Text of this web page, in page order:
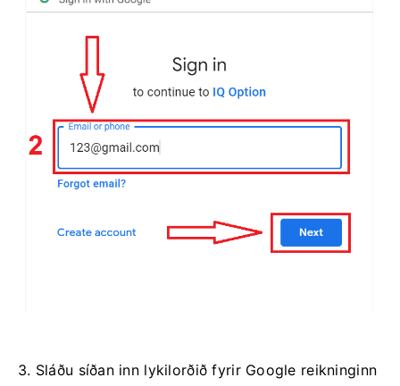
3. Sláðu síðan inn lykilorðið fyrir Google reikninginn